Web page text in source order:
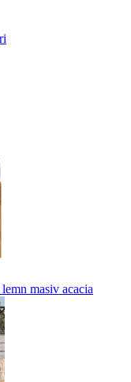
masiv acacia